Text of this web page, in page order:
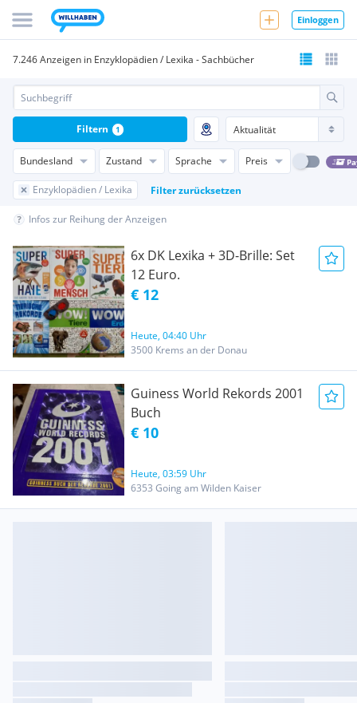
Einloggen
7.246 Anzeigen in Enzyklopädien / Lexika - Sachbücher
Bundesland Zustand Sprache Preis
Enzyklopädien / Lexika Filter zurücksetzen
Filtern 1
Infos zur Reihung der Anzeigen
6x DK Lexika + 3D-Brille: Set
12 Euro.
€ 12
Heute, 04:40 Uhr
3500 Krems an der Donau
Guiness World Rekords 2001
Buch
€ 10
Heute, 03:59 Uhr
6353 Going am Wilden Kaiser